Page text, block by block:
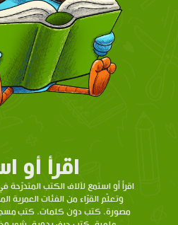
اقرأ أو
اقرأ أو استمع لآلاف الكتب
وتعلّم القرّاء من الفئات
مصورة، كتب دون كلمات، كتب